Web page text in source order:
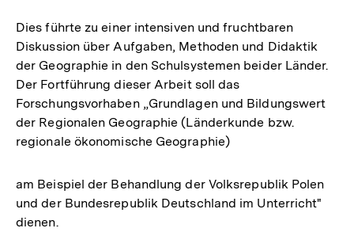
Dies führte zu einer intensiven und fruchtbaren
Diskussion über Aufgaben, Methoden und Didaktik
der Geographie in den Schulsystemen beider Länder.
Der Fortführung dieser Arbeit soll das
Forschungsvorhaben „Grundlagen und Bildungswert
der Regionalen Geographie (Länderkunde bzw.
regionale ökonomische Geographie)
am Beispiel der Behandlung der Volksrepublik Polen
und der Bundesrepublik Deutschland im Unterricht"
dienen.